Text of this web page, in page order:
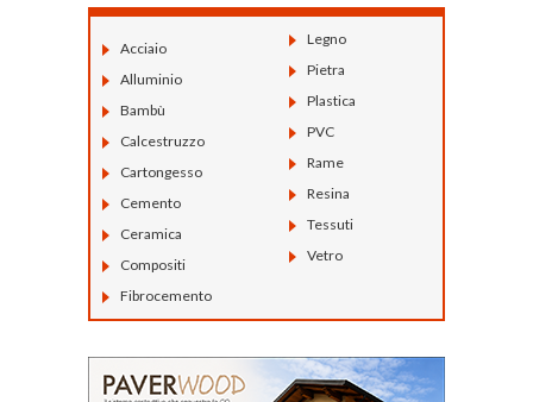
Acciaio
Alluminio
Bambù
Calcestruzzo
Cartongesso
Cemento
Ceramica
Compositi
Fibrocemento
Legno
Pietra
Plastica
PVC
Rame
Resina
Tessuti
Vetro